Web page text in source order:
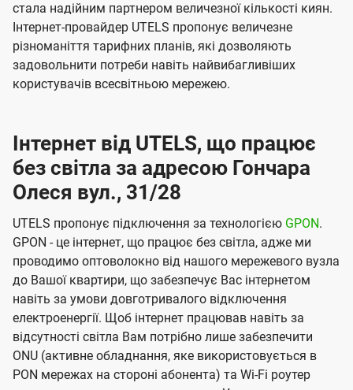
стала надійним партнером величезної кількості киян.
Інтернет-провайдер UTELS пропонує величезне
різноманіття тарифних планів, які дозволяють
задовольнити потреби навіть найвибагливіших
користувачів всесвітньою мережею.
Інтернет від UTELS, що працює
без світла за адресою Гончара
Олеся вул., 31/28
UTELS пропонує підключення за технологією GPON.
GPON - це інтернет, що працює без світла, адже ми
проводимо оптоволокно від нашого мережевого вузла
до Вашої квартири, що забезпечує Вас інтернетом
навіть за умови довготривалого відключення
електроенергії. Щоб інтернет працював навіть за
відсутності світла Вам потрібно лише забезпечити
ONU (активне обладнання, яке використовується в
PON мережах на стороні абонента) та Wi-Fi роутер